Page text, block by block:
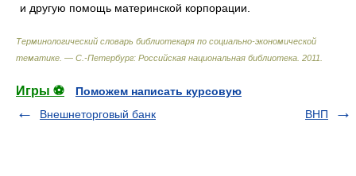
и другую помощь материнской корпорации.
Терминологический словарь библиотекаря по социально-экономической
тематике. — С.-Петербург: Российская национальная библиотека 2011
Игры ⚽
Поможем написать курсовую
Внешнеторговый банк
ВНП